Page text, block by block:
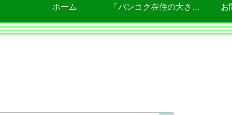
ホーム 「バンコク在住の大さん」について お